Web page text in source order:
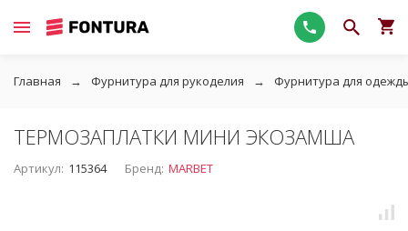
Главная Фурнитура для рукоделия Фурнитура для
ТЕРМОЗАПЛАТКИ МИНИ ЭКОЗАМША
Артикул: 115364 Бренд: MARBET